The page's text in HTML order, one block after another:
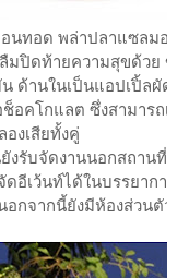
นทอด พล่าปลาแซลมอ
มปิดท้ายความสุขด้วย
ด้านในเป็นแอปเปิ้ล
อคโกแลต ซึ่งสามารถ
งเสียทั้งคู่
รับจัดงานนอกสถานที่
ดอีเว้นท์ได้ในบรรยาก
กจากนี้ยังมีห้องส่วน